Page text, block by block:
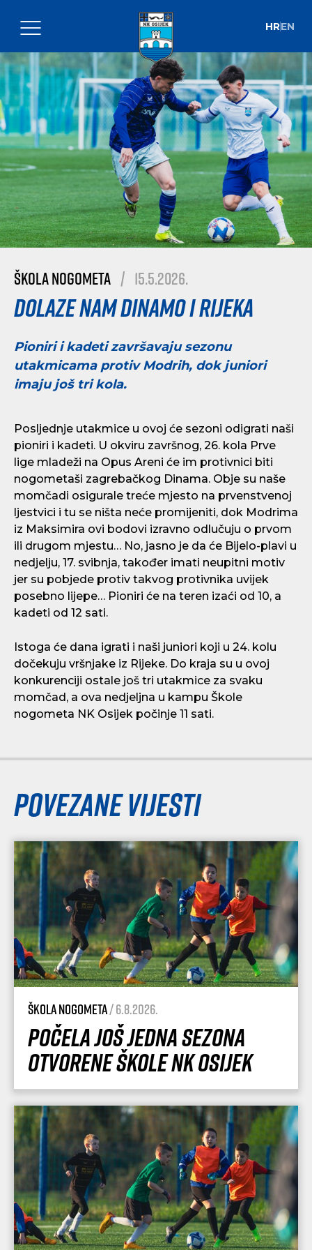
HREN
Škola nogometa | 15.5.2026.
Dolaze nam Dinamo i Rijeka
Pioniri i kadeti završavaju sezonu
utakmicama protiv Modrih, dok juniori
imaju još tri kola.
Posljednje utakmice u ovoj će sezoni odigrati naši
pioniri i kadeti. U okviru završnog, 26. kola Prve
lige mladeži na Opus Areni će im protivnici biti
nogometaši zagrebačkog Dinama. Obje su naše
momčadi osigurale treće mjesto na prvenstvenoj
ljestvici i tu se ništa neće promijeniti, dok Modrima
iz Maksimira ovi bodovi izravno odlučuju o prvom
ili drugom mjestu… No, jasno je da će Bijelo-plavi u
nedjelju, 17. svibnja, također imati neupitni motiv
jer su pobjede protiv takvog protivnika uvijek
posebno lijepe… Pioniri će na teren izaći od 10, a
kadeti od 12 sati.
Istoga će dana igrati i naši juniori koji u 24. kolu
dočekuju vršnjake iz Rijeke. Do kraja su u ovoj
konkurenciji ostale još tri utakmice za svaku
momčad, a ova nedjeljna u kampu Škole
nogometa NK Osijek počinje 11 sati.
Povezane vijesti
Škola nogometa/ 6.8.2026.
Počela još jedna sezona
Otvorene škole NK Osijek